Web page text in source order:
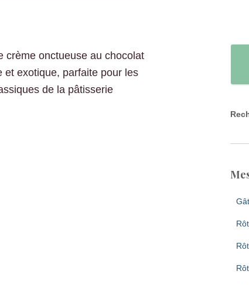
crème onctueuse au chocolat
et exotique, parfaite pour les
de la pâtisserie